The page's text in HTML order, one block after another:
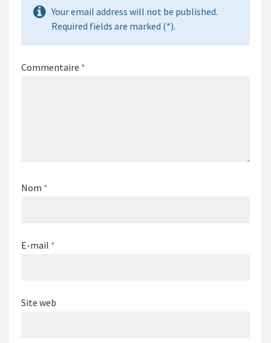
Your email address will not be published.
Required fields are marked (*).
Commentaire *
Nom *
E-mail *
Site web